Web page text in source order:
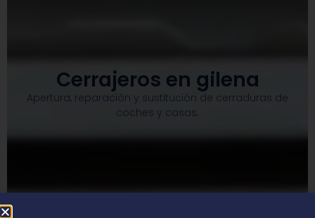
Cerrajeros en gilena
Apertura, reparación y sustitución de cerraduras de
coches y casas.​